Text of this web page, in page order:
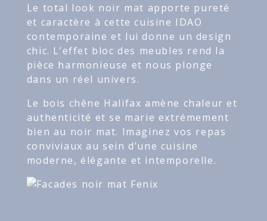
Le total look noir mat apporte pureté
et caractère à cette cuisine IDAO
contemporaine et lui donne un design
chic. L’effet bloc des meubles rend la
pièce harmonieuse et nous plonge
dans un réel univers.
Le bois chêne Halifax amène chaleur et
authenticité et se marie extrémement
bien au noir mat. Imaginez vos repas
conviviaux au sein d’une cuisine
moderne, élégante et intemporelle.